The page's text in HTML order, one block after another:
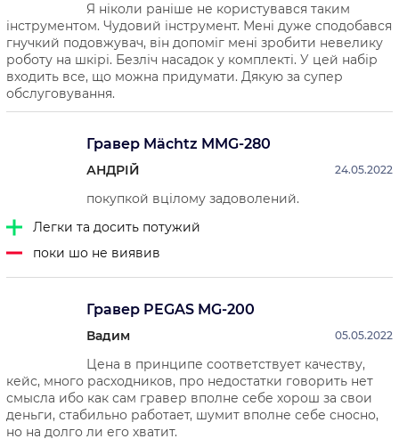
Я ніколи раніше не користувався таким
інструментом. Чудовий інструмент. Мені дуже сподобався
гнучкий подовжувач, він допоміг мені зробити невелику
роботу на шкірі. Безліч насадок у комплекті. У цей набір
входить все, що можна придумати. Дякую за супер
обслуговування.
Гравер Mächtz MMG-280
АНДРІЙ 24.05.2022
покупкой вцілому задоволений.
Легки та досить потужий
поки шо не виявив
Гравер PEGAS MG-200
Вадим 05.05.2022
Цена в принципе соответствует качеству,
кейс, много расходников, про недостатки говорить нет
смысла ибо как сам гравер вполне себе хорош за свои
деньги, стабильно работает, шумит вполне себе сносно,
но на долго ли его хватит.